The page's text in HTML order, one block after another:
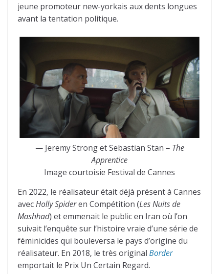
jeune promoteur new-yorkais aux dents longues
avant la tentation politique.
— Jeremy Strong et Sebastian Stan – The
Apprentice
Image courtoisie Festival de Cannes
En 2022, le réalisateur était déjà présent à Cannes
avecHolly Spideren Compétition (Les Nuits de
Mashhad) et emmenait le public en Iran où l’on
suivait l’enquête sur l’histoire vraie d’une série de
féminicides qui bouleversa le pays d’origine du
réalisateur. En 2018, le très original Border
emportait le Prix Un Certain Regard.